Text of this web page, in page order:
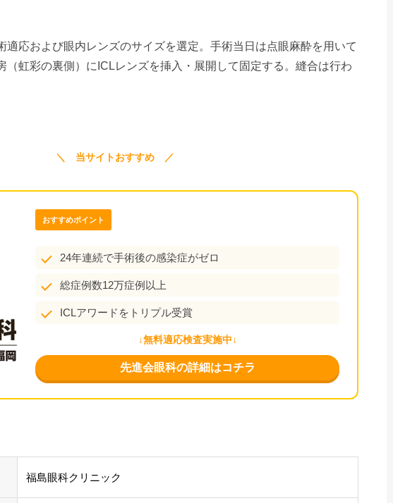
適応および眼内レンズのサイズを選定。手術当日は点眼麻酔を用いて
（虹彩の裏側）にICLレンズを挿入・展開して固定する。縫合は行わ
＼ 当サイトおすすめ ／
おすすめポイント
24年連続で手術後の感染症がゼロ
総症例数12万症例以上
ICLアワードをトリプル受賞
↓無料適応検査実施中↓
先進会眼科の詳細はコチラ
福島眼科クリニック